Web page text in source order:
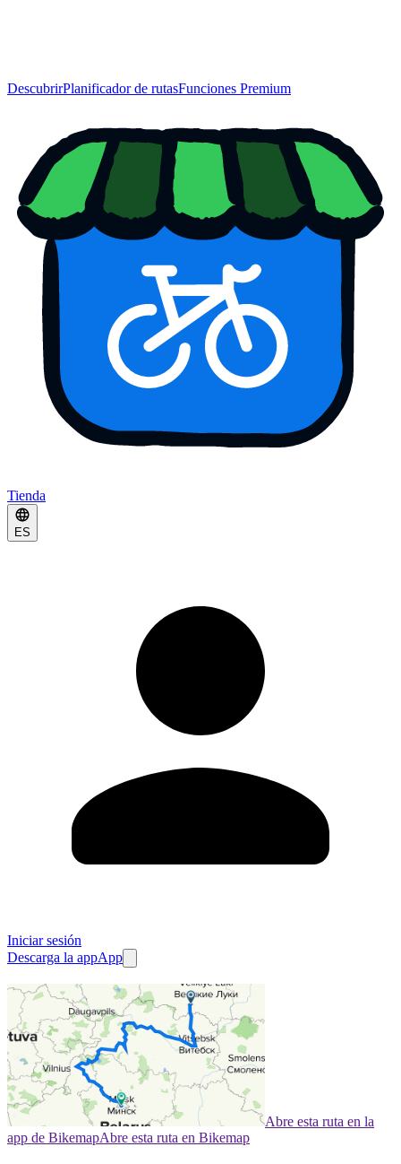
DescubrirPlanificador de rutasFunciones Premium
Tienda
ES
Iniciar sesión
Descarga la appApp
Abre esta ruta en la
app de BikemapAbre esta ruta en Bikemap